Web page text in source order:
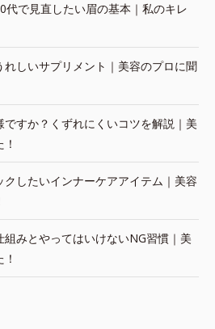
代で見直したい眉の基本｜私のキレ
しいサプリメント｜美容のプロに聞
すか？くずれにくいコツを解説｜美
したいインナーケアアイテム｜美容
みとやってはいけないNG習慣｜美